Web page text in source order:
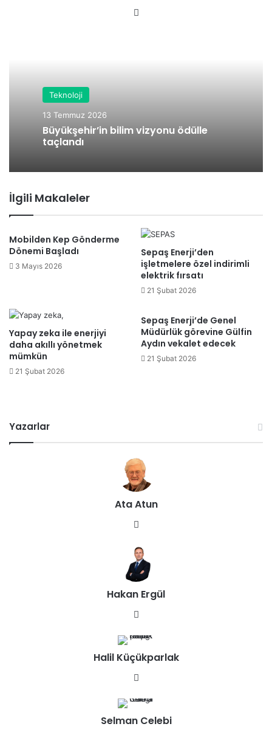
Teknoloji
13 Temmuz 2026
Büyükşehir’in bilim vizyonu ödülle
taçlandı
İlgili Makaleler
Mobilden Kep Gönderme
Dönemi Başladı
3 Mayıs 2026
Sepaş Enerji’den
işletmelere özel indirimli
elektrik fırsatı
21 Şubat 2026
Yapay zeka ile enerjiyi
daha akıllı yönetmek
mümkün
21 Şubat 2026
Sepaş Enerji’de Genel
Müdürlük görevine Gülfin
Aydın vekalet edecek
21 Şubat 2026
Yazarlar
Ata Atun
esi
Hakan Ergül
sit
esi
Halil Küçükparlak
sit
esi
Selman Celebi